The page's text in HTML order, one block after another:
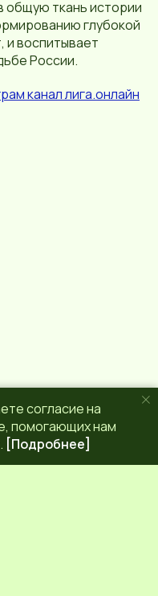
общую ткань истории
глубокой
и воспитывает
России.
канал лига.онлайн
согласие на
помогающих нам
[Подробнее]